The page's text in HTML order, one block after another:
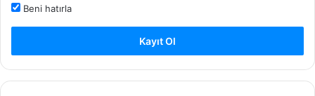
Beni hatırla
Kayıt Ol